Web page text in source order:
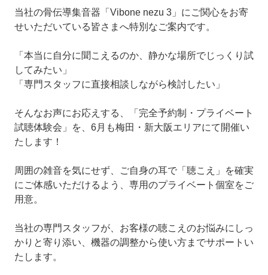
当社の骨伝導集音器「Vibone nezu 3」にご関心をお寄
せいただいている皆さまへ特別なご案内です。
「本当に自分に聞こえるのか、静かな場所でじっくり試
してみたい」
「専門スタッフに直接相談しながら検討したい」
そんなお声にお応えする、「完全予約制・プライベート
試聴体験会」を、6月も梅田・新大阪エリアにて開催い
たします！
周囲の雑音を気にせず、ご自身の耳で「聴こえ」を確実
にご体感いただけるよう、専用のプライベート個室をご
用意。
当社の専門スタッフが、お客様の聴こえのお悩みにしっ
かりと寄り添い、機器の調整から使い方までサポートい
たします。